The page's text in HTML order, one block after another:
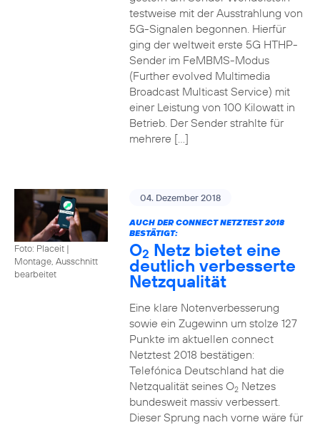
testweise mit der Ausstrahlung von
5G-Signalen begonnen. Hierfür
ging der weltweit erste 5G HTHP-
Sender im FeMBMS-Modus
(Further evolved Multimedia
Broadcast Multicast Service) mit
einer Leistung von 100 Kilowatt in
Betrieb. Der Sender strahlte für
mehrere […]
Foto: Placeit |
Montage, Ausschnitt
bearbeitet
04. Dezember 2018
AUCH DER CONNECT NETZTEST 2018
BESTÄTIGT:
O2 Netz bietet eine
deutlich verbesserte
Netzqualität
Eine klare Notenverbesserung
sowie ein Zugewinn um stolze 127
Punkte im aktuellen connect
Netztest 2018 bestätigen:
Telefónica Deutschland hat die
Netzqualität seines O2Netzes
bundesweit massiv verbessert.
Dieser Sprung nach vorne wäre für